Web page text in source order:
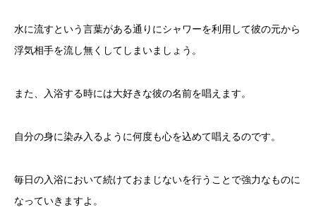
水に流すという言葉がある通りにシャワーを利用して彼の元から
浮気相手を流し無くしてしまいましょう。
また、入浴する時には大好きな彼の名前を唱えます。
自分の身に染み入るように何度も心を込めて唱えるのです。
毎日の入浴において続けておまじないを行うことで強力なものに
なっていきますよ。